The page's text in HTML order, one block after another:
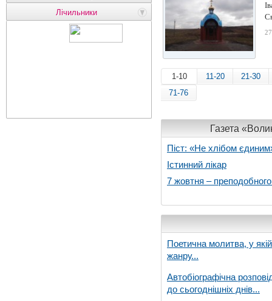
Лічильники
1-10 11-20
21-30
71-76
Газета
Піст: «Не хлібом
Істинний лікар
7 жовтня –
Поетична молитва, у
жанру...
Автобіографічна
до сьогоднішніх днів...